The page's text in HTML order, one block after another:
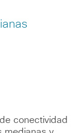
conectividad